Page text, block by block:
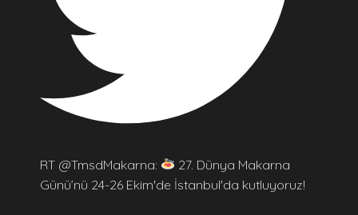
RT @TmsdMakarna:
27. Dünya Makarna
Günü’nü 24-26 Ekim'de İstanbul'da kutluyoruz!